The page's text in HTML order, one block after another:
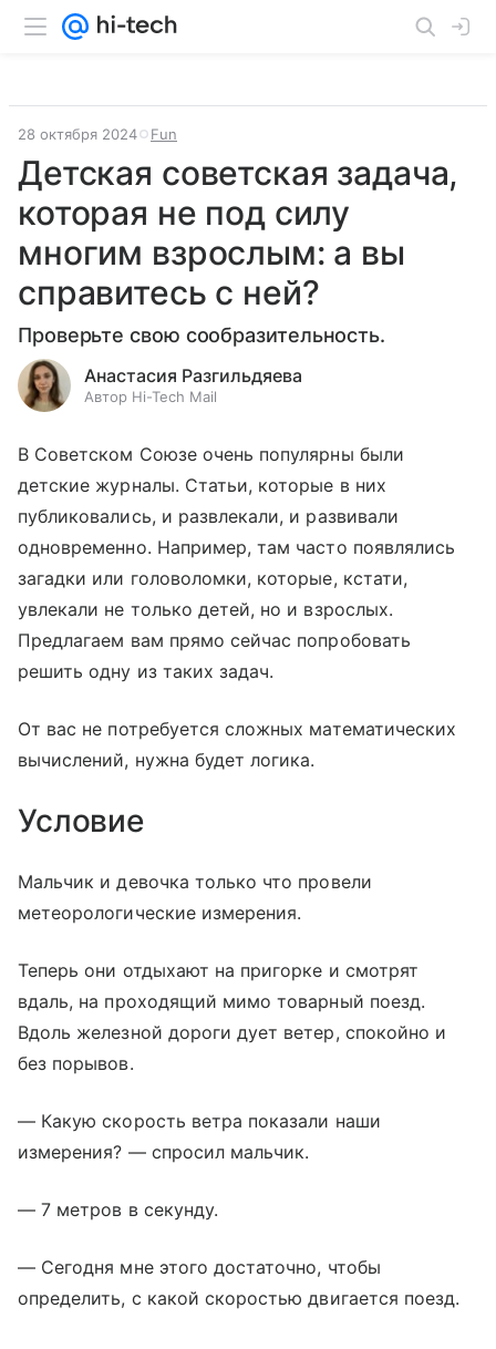
28 октября 2024 Fun
Детская советская задача,
которая не под силу
многим взрослым: а вы
справитесь с ней?
Проверьте свою сообразительность.
Анастасия Разгильдяева
Автор Hi-Tech Mail
В Советском Союзе очень популярны были
детские журналы. Статьи, которые в них
публиковались, и развлекали, и развивали
одновременно. Например, там часто появлялись
загадки или головоломки, которые, кстати,
увлекали не только детей, но и взрослых.
Предлагаем вам прямо сейчас попробовать
решить одну из таких задач.
От вас не потребуется сложных математических
вычислений, нужна будет логика.
Условие
Мальчик и девочка только что провели
метеорологические измерения.
Теперь они отдыхают на пригорке и смотрят
вдаль, на проходящий мимо товарный поезд.
Вдоль железной дороги дует ветер, спокойно и
без порывов.
— Какую скорость ветра показали наши
измерения? — спросил мальчик.
— 7 метров в секунду.
— Сегодня мне этого достаточно, чтобы
определить, с какой скоростью двигается поезд.